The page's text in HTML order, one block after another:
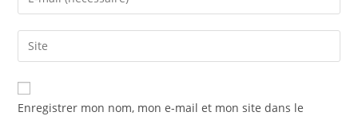
comment
your
email
address
comment
Saisir
l’URL
de
votre
Enregistrer mon nom, mon e-mail et mon site dans le